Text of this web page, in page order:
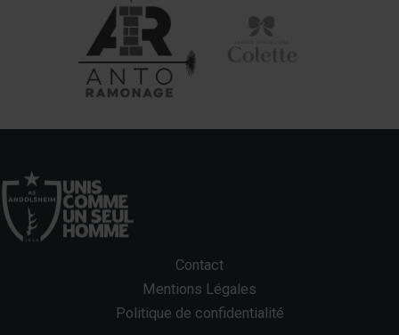
Contact
Mentions Légales
Politique de confidentialité